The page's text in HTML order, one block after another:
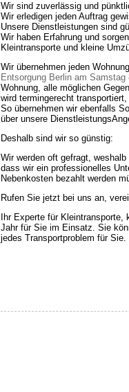
Wir sind zuverlässig und
Wir erledigen jeden Auftrag
Unsere Dienstleistungen sind
Wir haben Erfahrung und
Kleintransporte und kleine
Wir übernehmen jeden
Entsorgung Berlin am Samstag
Wohnung, alle möglichen
wird termingerecht
So übernehmen wir ebenfalls
über unsere
Deshalb sind wir so günstig:
Wir werden oft gefragt,
dass wir ein professionelles
Nebenkosten bezahlt werden
Rufen Sie jetzt bei uns an,
Ihr Experte für Kleintransporte,
Jahr für Sie im Einsatz. Sie
jedes Transportproblem für Sie.